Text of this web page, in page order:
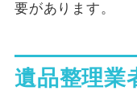
要があります。
遺品整理業